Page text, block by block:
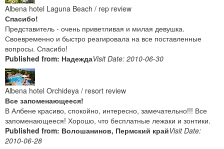
Albena hotel Laguna Beach / rep review
Спасибо!
Представитель - очень приветливая и милая девушка.
Своевременно и быстро реагировала на все поставленные
вопросы. Спасибо!
Published from: НадеждаVisit Date: 2010-06-30
Albena hotel Orchideya / resort review
Все запоменающееся!
В Албене красиво, спокойно, интересно, замечательно!!! Все
запоменающееся! Хорошо, что бесплатные лежаки и зонтики.
Published from: Волошанинов, Пермский крайVisit Date:
2010-06-28